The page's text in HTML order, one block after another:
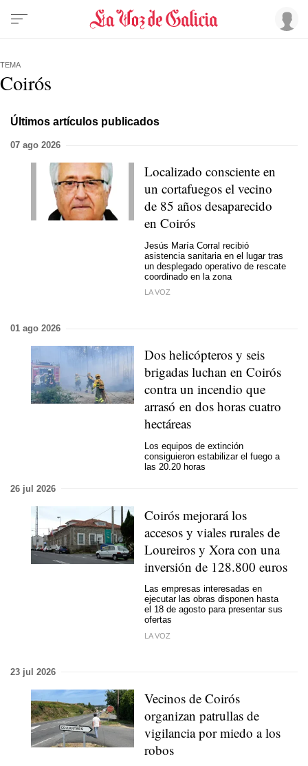
TEMA
Coirós
Últimos artículos publicados
07 ago 2026
Localizado consciente en
un cortafuegos el vecino
de 85 años desaparecido
en Coirós
Jesús María Corral recibió
asistencia sanitaria en el lugar tras
un desplegado operativo de rescate
coordinado en la zona
LA VOZ
01 ago 2026
Dos helicópteros y seis
brigadas luchan en Coirós
contra un incendio que
arrasó en dos horas cuatro
hectáreas
Los equipos de extinción
consiguieron estabilizar el fuego a
las 20.20 horas
26 jul 2026
Coirós mejorará los
accesos y viales rurales de
Loureiros y Xora con una
inversión de 128.800 euros
Las empresas interesadas en
ejecutar las obras disponen hasta
el 18 de agosto para presentar sus
ofertas
LA VOZ
23 jul 2026
Vecinos de Coirós
organizan patrullas de
vigilancia por miedo a los
robos